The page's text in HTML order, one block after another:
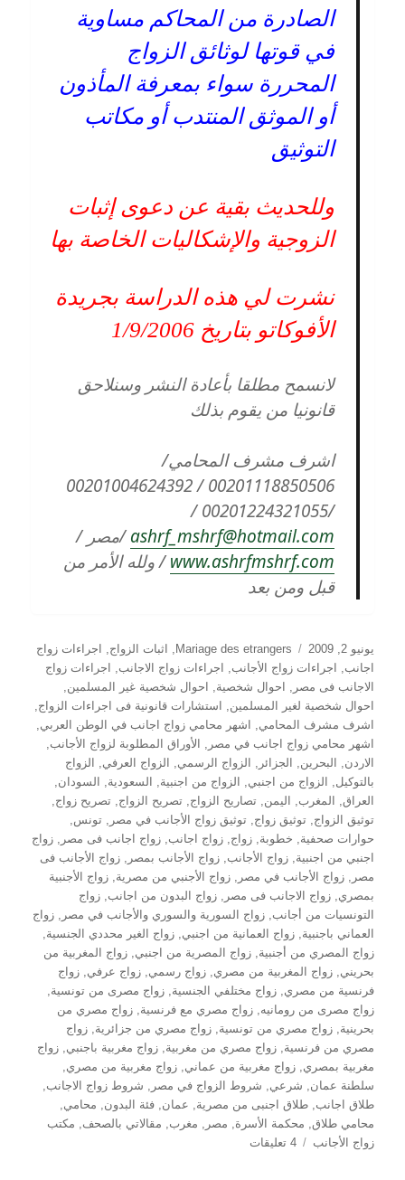
الصادرة من المحاكم مساوية
في قوتها لوثائق الزواج
المحررة سواء بمعرفة المأذون
أو الموثق المنتدب أو مكاتب
التوثيق
وللحديث بقية عن دعوى إثبات
الزوجية والإشكاليات الخاصة بها
نشرت لي هذه الدراسة بجريدة
الأفوكاتو بتاريخ 1/9/2006
لانسمح مطلقا بأعادة النشر وسنلاحق
قانونيا من يقوم بذلك
اشرف مشرف المحامي/
00201118850506 / 00201004624392
/00201224321055 /
ashrf_mshrf@hotmail.com/مصر /
www.ashrfmshrf.com/ ولله الأمر من
قبل ومن بعد
نُشرت
في
يونيو 2, 2009 التصنيفات
Mariage des etrangers
, اثبات الزواج,
اجراءات زواج
اجانب, اجراءات زواج الأجانب, اجراءات زواج الاجانب,
اجراءات زواج
الاجانب فى مصر , احوال شخصية, احوال شخصية غير المسلمين,
احوال شخصية لغير المسلمين, استشارات قانونية فى اجراءات الزواج,
اشرف مشرف المحامي, اشهر محامي زواج اجانب في الوطن العربي,
اشهر محامي زواج اجانب في مصر , الأوراق المطلوبة لزواج الأجانب,
الاردن, البحرين, الجزائر , الزواج الرسمي, الزواج العرفي,
الزواج
بالتوكيل, الزواج من اجنبي, الزواج من اجنبية, السعودية, السودان,
العراق, المغرب, اليمن,تصاريح الزواج,تصريح الزواج,تصريح زواج,
توثيق الزواج,توثيق زواج,توثيق زواج الأجانب في مصر ,تونس,
حوارات صحفية, خطوبة,زواج,زواج اجانب,زواج اجانب فى مصر ,زواج
اجنبي من اجنبية,زواج الأجانب,زواج الأجانب بمصر ,زواج الأجانب فى
مصر ,زواج الأجانب في مصر ,زواج الأجنبي من مصرية,زواج الأجنبية
بمصري,زواج الاجانب فى مصر ,زواج البدون من اجانب,زواج
التونسيات من أجانب,زواج السورية والسوري والأجانب في مصر ,زواج
العماني باجنبية,زواج العمانية من اجنبي,زواج الغير محددي الجنسية,
زواج المصري من أجنبية,زواج المصرية من اجنبي,زواج المغربية من
بحريني,زواج المغربية من مصري,زواج رسمي,زواج عرفي,زواج
فرنسية من مصري,زواج مختلفي الجنسية,زواج مصرى من تونسية,
زواج مصرى من رومانيه,زواج مصري مع فرنسية,زواج مصري من
بحرينية,زواج مصري من تونسية,زواج مصري من جزائرية,زواج
مصري من فرنسية,زواج مصري من مغربية,زواج مغربية باجنبي,زواج
مغربية بمصري,زواج مغربية من عماني,زواج مغربية من مصري,
سلطنة عمان, شرعي, شروط الزواج في مصر , شروط زواج الاجانب,
طلاق اجانب,طلاق اجنبى من مصرية, عمان,فئة البدون, محامي,
محامي طلاق, محكمة الأسرة, مصر , مغرب, مقالاتي بالصحف, مكتب
زواج الأجانب
4 تعليقات